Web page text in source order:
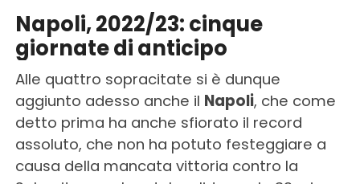
Napoli, 2022/23: cinque
giornate di anticipo
Alle quattro sopracitate si è dunque
aggiunto adesso anche il Napoli, che come
detto prima ha anche sfiorato il record
assoluto, che non ha potuto festeggiare a
causa della mancata vittoria contro la